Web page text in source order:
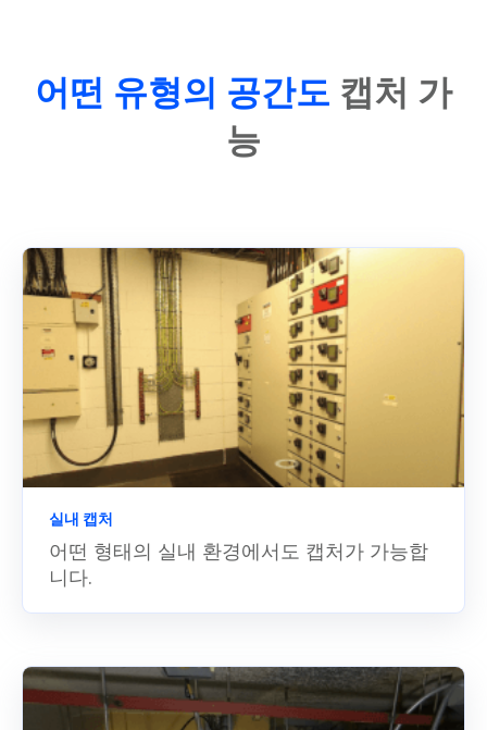
어떤 유형의 공간도 캡처 가
능
실내 캡처
어떤 형태의 실내 환경에서도 캡처가 가능합
니다.